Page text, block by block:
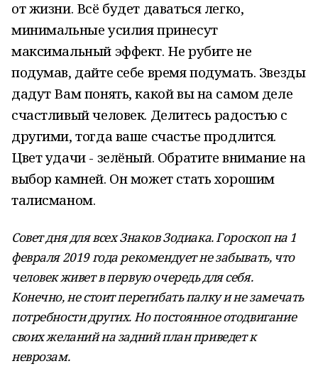
от жизни. Всё будет даваться легко,
минимальные усилия принесут
максимальный эффект. Не рубите не
подумав, дайте себе время подумать. Звезды
дадут Вам понять, какой вы на самом деле
счастливый человек. Делитесь радостью с
другими, тогда ваше счастье продлится.
Цвет удачи - зелёный. Обратите внимание на
выбор камней. Он может стать хорошим
талисманом.
Совет дня для всех Знаков Зодиака. Гороскоп на 1
февраля 2019 года рекомендует не забывать, что
человек живет в первую очередь для себя.
Конечно, не стоит перегибать палку и не замечать
потребности других. Но постоянное отодвигание
своих желаний на задний план приведет к
неврозам.